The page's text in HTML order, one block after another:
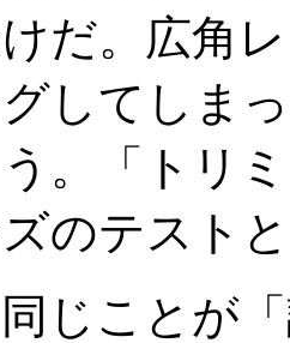
だ。広角
グしてしま
。「トリ
のテスト
じことが